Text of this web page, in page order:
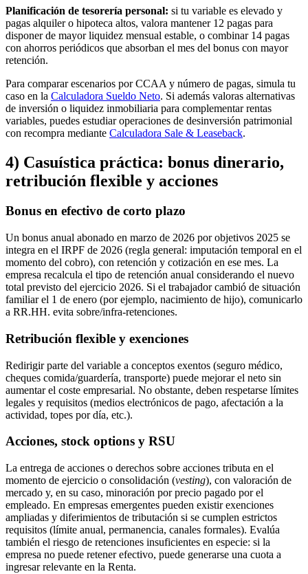
Planificación de tesorería personal: si tu variable es elevado y
pagas alquiler o hipoteca altos, valora mantener 12 pagas para
disponer de mayor liquidez mensual estable, o combinar 14 pagas
con ahorros periódicos que absorban el mes del bonus con mayor
retención.
Para comparar escenarios por CCAA y número de pagas, simula tu
caso en la Calculadora Sueldo Neto. Si además valoras alternativas
de inversión o liquidez inmobiliaria para complementar rentas
variables, puedes estudiar operaciones de desinversión patrimonial
con recompra mediante Calculadora Sale & Leaseback.
4) Casuística práctica: bonus dinerario,
retribución flexible y acciones
Bonus en efectivo de corto plazo
Un bonus anual abonado en marzo de 2026 por objetivos 2025 se
integra en el IRPF de 2026 (regla general: imputación temporal en el
momento del cobro), con retención y cotización en ese mes. La
empresa recalcula el tipo de retención anual considerando el nuevo
total previsto del ejercicio 2026. Si el trabajador cambió de situación
familiar el 1 de enero (por ejemplo, nacimiento de hijo), comunicarlo
a RR.HH. evita sobre/infra-retenciones.
Retribución flexible y exenciones
Redirigir parte del variable a conceptos exentos (seguro médico,
cheques comida/guardería, transporte) puede mejorar el neto sin
aumentar el coste empresarial. No obstante, deben respetarse límites
legales y requisitos (medios electrónicos de pago, afectación a la
actividad, topes por día, etc.).
Acciones, stock options y RSU
La entrega de acciones o derechos sobre acciones tributa en el
momento de ejercicio o consolidación (vesting), con valoración de
mercado y, en su caso, minoración por precio pagado por el
empleado. En empresas emergentes pueden existir exenciones
ampliadas y diferimientos de tributación si se cumplen estrictos
requisitos (límite anual, permanencia, canales formales). Evalúa
también el riesgo de retenciones insuficientes en especie: si la
empresa no puede retener efectivo, puede generarse una cuota a
ingresar relevante en la Renta.